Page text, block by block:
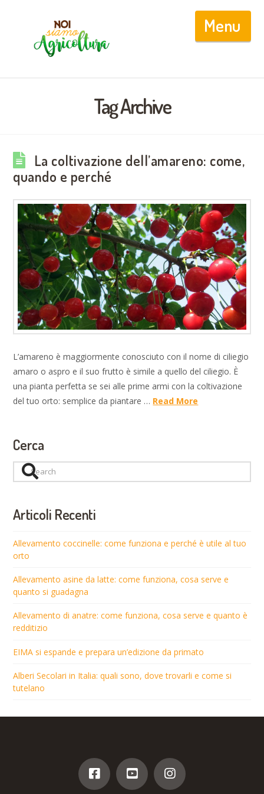
Tag Archive
La coltivazione dell’amareno: come,
quando e perché
L’amareno è maggiormente conosciuto con il nome di ciliegio
amaro o aspro e il suo frutto è simile a quello del ciliegio. È
una pianta perfetta se sei alle prime armi con la coltivazione
del tuo orto: semplice da piantare … Read More
Cerca
Search
Articoli Recenti
Allevamento coccinelle: come funziona e perché è utile al tuo
orto
Allevamento asine da latte: come funziona, cosa serve e
quanto si guadagna
Allevamento di anatre: come funziona, cosa serve e quanto è
redditizio
EIMA si espande e prepara un’edizione da primato
Alberi Secolari in Italia: quali sono, dove trovarli e come si
tutelano